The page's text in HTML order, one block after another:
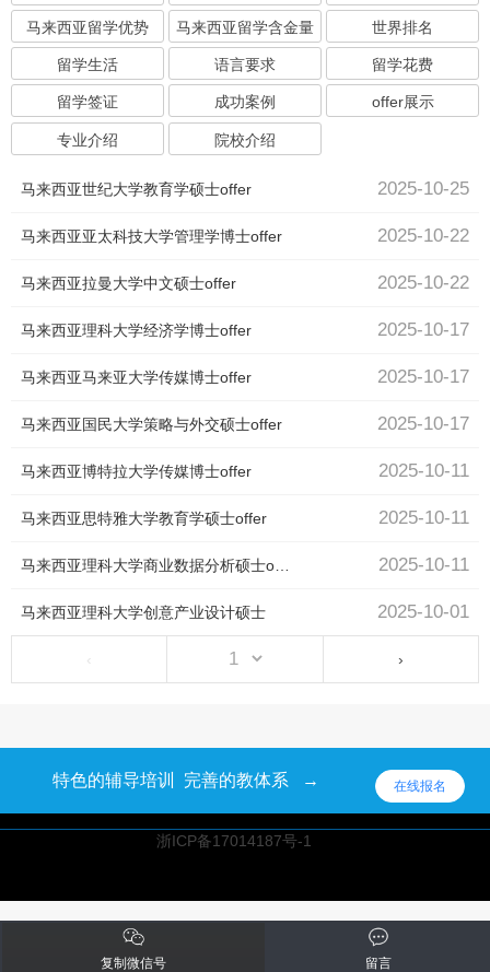
马来西亚留学优势 马来西亚留学含金量 世界排名
留学生活 语言要求 留学花费
留学签证 成功案例 offer展示
专业介绍 院校介绍
马来西亚世纪大学教育学硕士offer 2025-10-25
马来西亚亚太科技大学管理学博士offer 2025-10-22
马来西亚拉曼大学中文硕士offer 2025-10-22
马来西亚理科大学经济学博士offer 2025-10-17
马来西亚马来亚大学传媒博士offer 2025-10-17
马来西亚国民大学策略与外交硕士offer 2025-10-17
马来西亚博特拉大学传媒博士offer 2025-10-11
马来西亚思特雅大学教育学硕士offer 2025-10-11
马来西亚理科大学商业数据分析硕士offer 2025-10-11
马来西亚理科大学创意产业设计硕士 2025-10-01
‹ ›
特色的辅导培训 完善的教体系 → 在线报名
浙ICP备17014187号-1
复制微信号 留言
浙ICP备17014187号-1